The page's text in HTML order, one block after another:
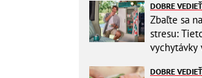
DOBRE VEDIEŤ
Zbaľte sa
stresu:
vychytávky
DOBRE VEDIEŤ